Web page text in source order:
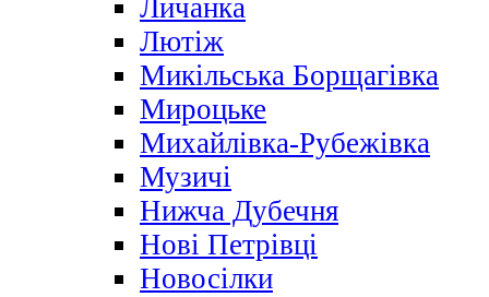
Личанка
Лютіж
Микільська Борщагівка
Мироцьке
Михайлівка-Рубежівка
Музичі
Нижча Дубечня
Нові Петрівці
Новосілки